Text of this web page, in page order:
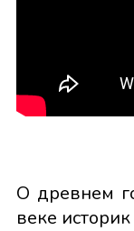
О древнем
веке